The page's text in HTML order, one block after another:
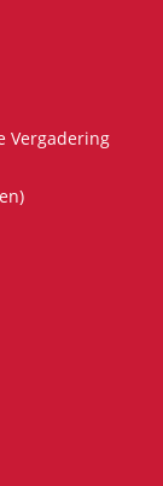
Vergadering